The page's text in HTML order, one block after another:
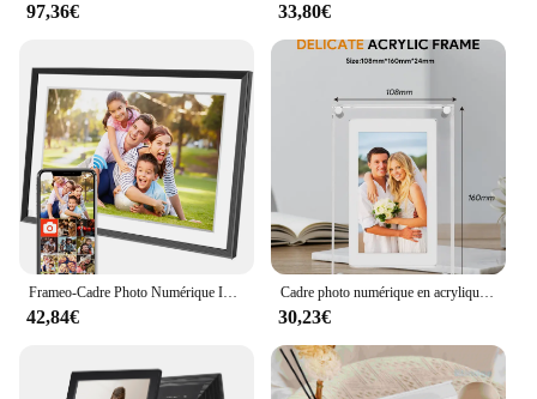
97,36€ 33,80€
Frameo-Cadre Photo Numérique Intelligent, WiFi, 10.1 Pouces, 1280x800IPS, HD Cloud, Stockage 32 Go, Montage Mural, Auto
42,84€
Cadre photo numérique en acrylique, cadre vidéo, écran IPS 5 pouces, batterie 1000 mAh, prise en charge de la mémoire 2G, lecture d'image vidéo, cadeau découpé
30,23€